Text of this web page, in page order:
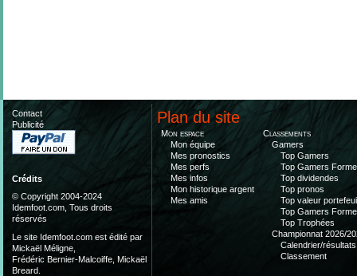
Contact
Publicité
Crédits
© Copyright 2004-2024
Idemfoot.com, Tous droits
réservés
Le site Idemfoot.com est édité par
Mickaël Méligne,
Frédéric Bernier-Malcoiffe, Mickaël
Breard.
Plan du site
Mon espace
Mon équipe
Mes pronostics
Mes perfs
Mes infos
Mon historique argent
Mes amis
Classements
Gamers
Top Gamers
Top Gamers Forme
Top dividendes
Top pronos
Top valeur
Top Gamers Forme
Top Trophées
Championnat 2026/
Calendrier/résultats
Classement